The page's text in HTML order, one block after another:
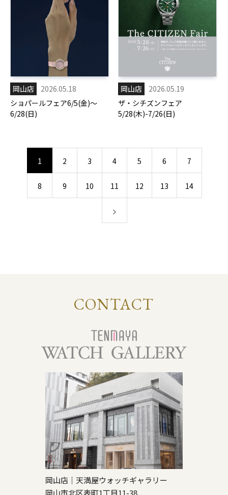
岡山店
2026.05.18
ショパールフェア6/5(金)～
6/28(日)
岡山店
2026.05.19
ザ・シチズンフェア
5/28(木)-7/26(日)
1 2 3 4 5 6 7
8 9 10 11 12 13 14
CONTACT
岡山店｜天満屋ウォッチギャラリー
岡山市北区表町1丁目11-38